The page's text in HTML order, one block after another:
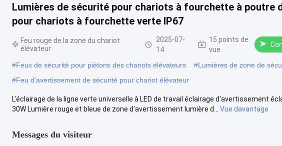
Lumières de sécurité pour chariots à fourchette à poutre
pour chariots à fourchette verte IP67
Feu rouge de la zone du chariot
élévateur
2025-07-
14
15 points de
vue
#Feux de sécurité pour piétons des chariots élévateurs #Lumières de zone de
#Feu d'avertissement de sécurité pour chariot élévateur
L'éclairage de la ligne verte universelle à LED de travail éclairage d'avertissement
30W Lumière rouge et bleue de zone d'avertissement lumière d...
Vue davantage
Messages du visiteur